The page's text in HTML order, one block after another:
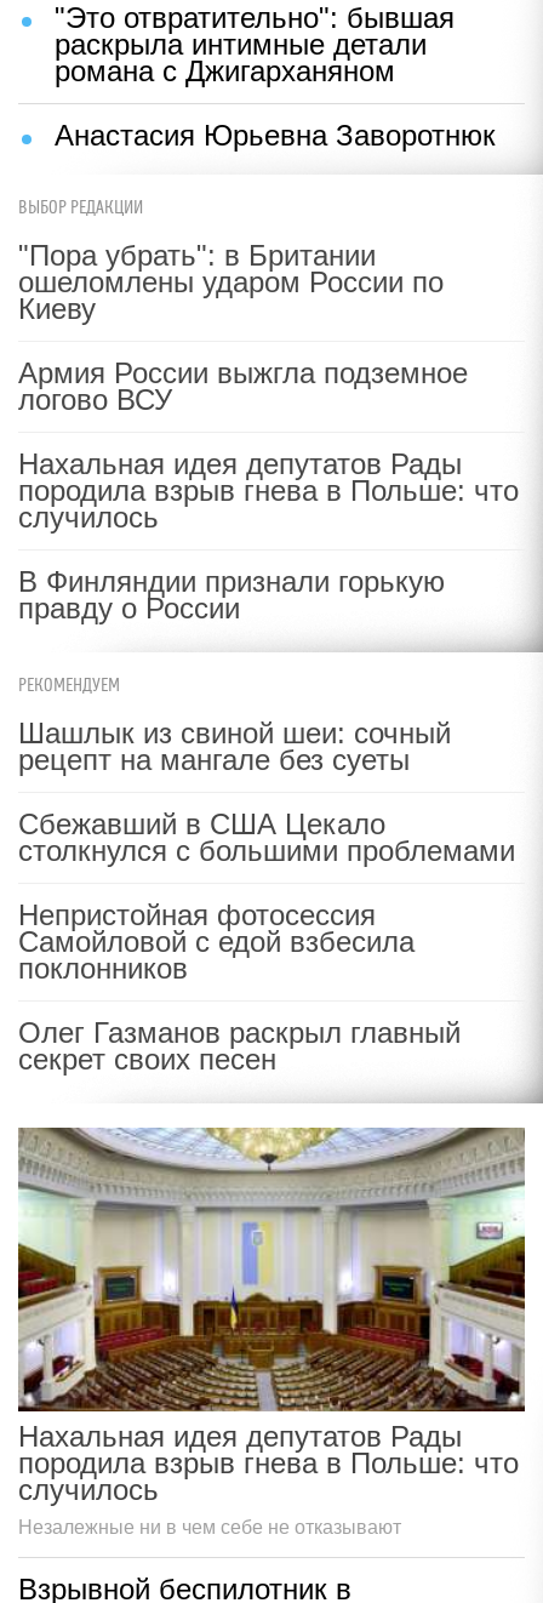
"Это отвратительно": бывшая
раскрыла интимные детали
романа с Джигарханяном
Анастасия Юрьевна Заворотнюк
ВЫБОР РЕДАКЦИИ
"Пора убрать": в Британии
ошеломлены ударом России по
Киеву
Армия России выжгла подземное
логово ВСУ
Нахальная идея депутатов Рады
породила взрыв гнева в Польше: что
случилось
В Финляндии признали горькую
правду о России
РЕКОМЕНДУЕМ
Шашлык из свиной шеи: сочный
рецепт на мангале без суеты
Сбежавший в США Цекало
столкнулся с большими проблемами
Непристойная фотосессия
Самойловой с едой взбесила
поклонников
Олег Газманов раскрыл главный
секрет своих песен
Нахальная идея депутатов Рады
породила взрыв гнева в Польше: что
случилось
Незалежные ни в чем себе не отказывают
Взрывной беспилотник в